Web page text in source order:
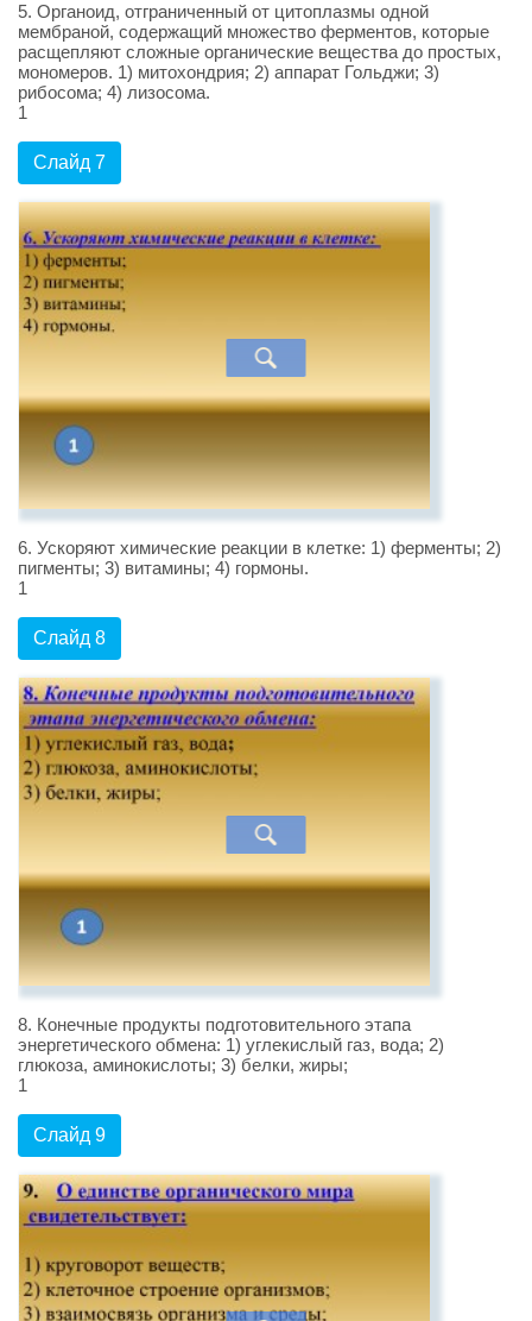
5. Органоид, отграниченный от цитоплазмы одной
мембраной, содержащий множество ферментов, которые
расщепляют сложные органические вещества до простых,
мономеров. 1) митохондрия; 2) аппарат Гольджи; 3)
рибосома; 4) лизосома.
1
Слайд 7
6. Ускоряют химические реакции в клетке: 1) ферменты; 2)
пигменты; 3) витамины; 4) гормоны.
1
Слайд 8
8. Конечные продукты подготовительного этапа
энергетического обмена: 1) углекислый газ, вода; 2)
глюкоза, аминокислоты; 3) белки, жиры;
1
Слайд 9